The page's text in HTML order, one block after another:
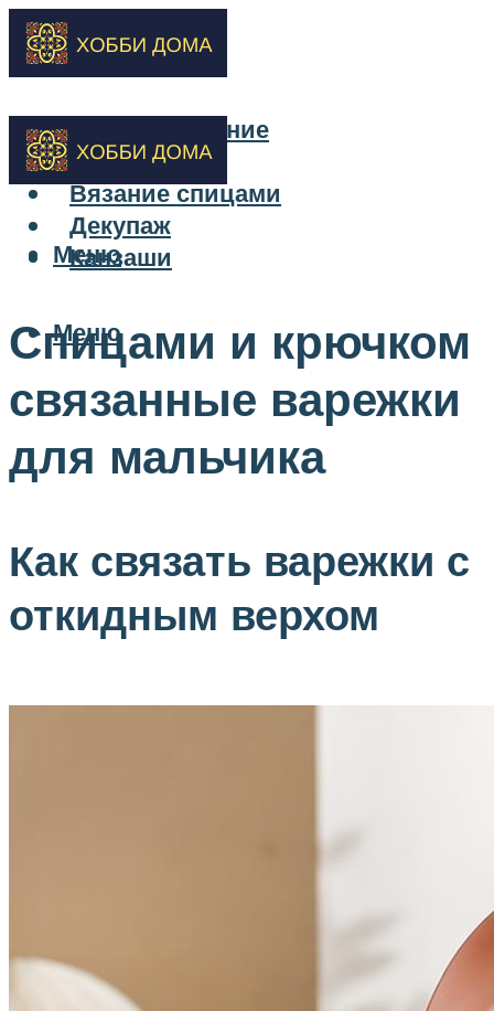
Бисероплетение
Вышивка
Вязание спицами
Декупаж
Канзаши
Меню
Меню
Спицами и крючком
связанные варежки
для мальчика
Как связать варежки с
откидным верхом